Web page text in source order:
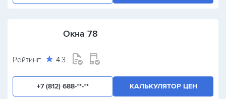
Окна 78
Рейтинг: 4.3
+7 (812) 688-**-** КАЛЬКУЛЯТОР ЦЕН